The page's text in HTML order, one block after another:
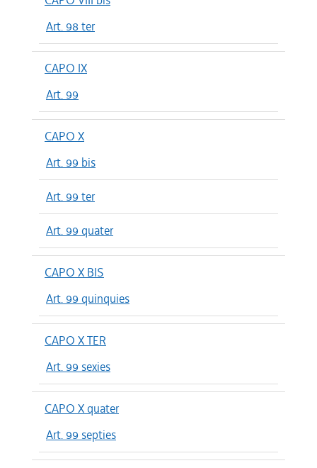
Art. 98 ter
CAPO IX
Art. 99
CAPO X
Art. 99 bis
Art. 99 ter
Art. 99 quater
CAPO X BIS
Art. 99 quinquies
CAPO X TER
Art. 99 sexies
CAPO X quater
Art. 99 septies